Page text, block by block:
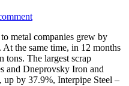
metal companies grew by
the same time, in 12 months
tons. The largest scrap
and Dneprovsky Iron and
up by 37.9%, Interpipe Steel –